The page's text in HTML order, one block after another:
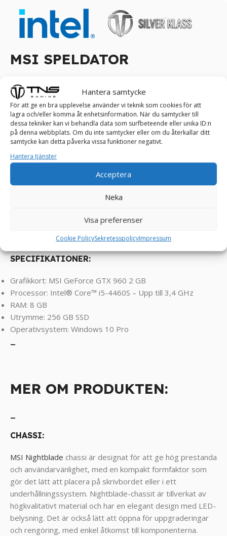
Hantera samtycke
För att ge en bra upplevelse använder vi teknik som cookies för att
lagra och/eller komma åt enhetsinformation. När du samtycker till
dessa tekniker kan vi behandla data som surfbeteende eller unika ID:n
på denna webbplats. Om du inte samtycker eller om du återkallar ditt
samtycke kan detta påverka vissa funktioner negativt.
Hantera tjänster
Acceptera
Neka
Visa preferenser
Cookie PolicySekretesspolicyImpressum
MSI SPELDATOR
Ta kontroll över spelet: Upplev oslagbar
prestanda med vår nya speldator!
Tillverkad med passion för spel är MSI Nightblade MI
speldator gjord för dem som längtar efter en uppslukande
spelupplevelse. Tillräckligt med lagringsutrymme, skicklig
kylning och blixtrande grafikprestanda är denna eleganta
samt elaka spelmaskinen redo att låsa upp dina nya
Klarar spel som FarCry, Assasin’s Creed, Valorant, PUBG,
Legends, World of Warcraft, Fortnite, CS-GO, Overwatch ,
Battlefield, Left 4 Dead, Sims osv! ! !
SPECIFIKATIONER:
Grafikkort: MSI GeForce GTX 960 2 GB
Processor: Intel® Core™ i5-4460S – Upp till 3,4 GHz
RAM: 8 GB
Utrymme: 256 GB SSD
Operativsystem: Windows 10 Pro
MER OM PRODUKTEN:
CHASSI:
MSI Nightblade chassi är designat för att ge hög prestanda
och användarvänlighet, med en kompakt formfaktor som
gör det lätt att placera på skrivbordet eller i ett
underhållningssystem. Nightblade-chassit är tillverkat av
högkvalitativt material och har en elegant design med LED-
belysning. Det är också lätt att öppna för uppgraderingar
och rengöring, med enkel åtkomst till komponenterna.